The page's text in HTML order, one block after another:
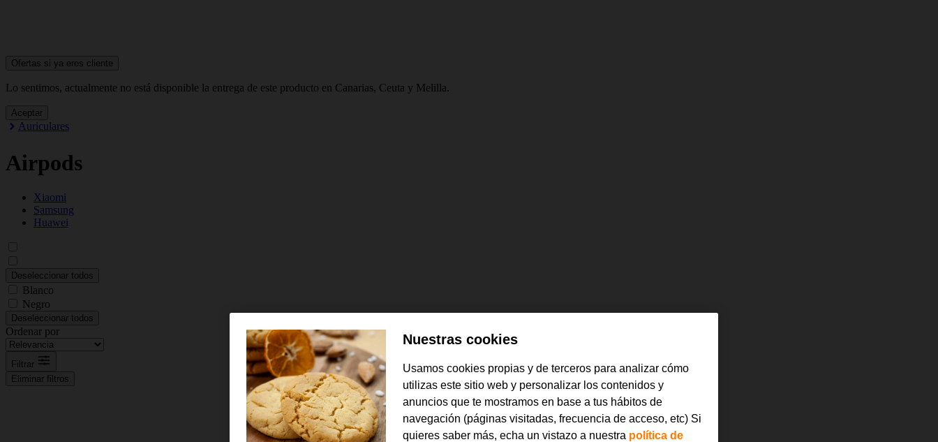
Ofertas si ya eres cliente
Lo sentimos, actualmente no está disponible la entrega de este producto en Canarias, Ceuta y Melilla.
Aceptar
Auriculares
Airpods
Xiaomi
Samsung
Huawei
Deseleccionar todos
Blanco
Negro
Deseleccionar todos
Ordenar por
Filtrar
Eliminar filtros
Nuestras cookies
Usamos cookies propias y de terceros para analizar cómo
utilizas este sitio web y personalizar los contenidos y
anuncios que te mostramos en base a tus hábitos de
navegación (páginas visitadas, frecuencia de acceso, etc) Si
quieres saber más, echa un vistazo a nuestra política de